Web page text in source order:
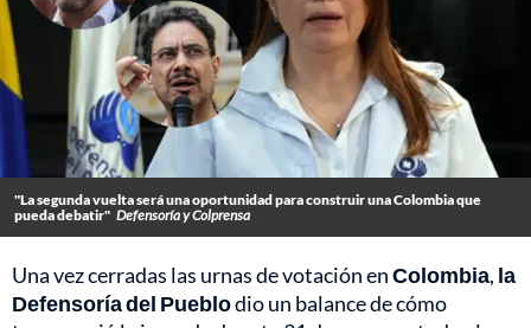
"La segunda vuelta será una oportunidad para construir una Colombia que
pueda debatir" Defensoría y Colprensa
Una vez cerradas las urnas de votación enColombia, la
Defensoría del Pueblodio un balance de cómo